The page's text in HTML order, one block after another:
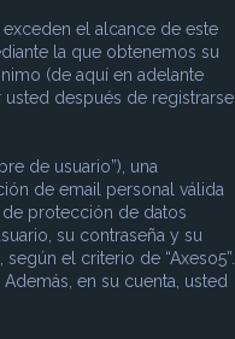
el alcance de este
la que obtenemos su
(de aquí en adelante
usted después de registrarse
de usuario”), una
de email personal válida
de protección de datos
su contraseña y su
el criterio de “Axeso5”.
en su cuenta, usted